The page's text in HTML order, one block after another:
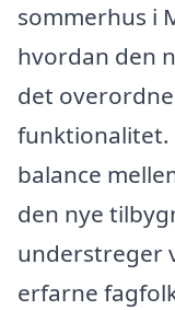
sommerhus i
hvordan den
det
funktionalitet.
balance
den nye
understreger
erfarne